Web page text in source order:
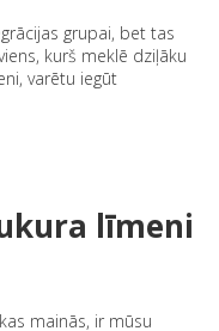
grupai, bet tas
kurš meklē dziļāku
varētu iegūt
līmeni
mainās, ir mūsu